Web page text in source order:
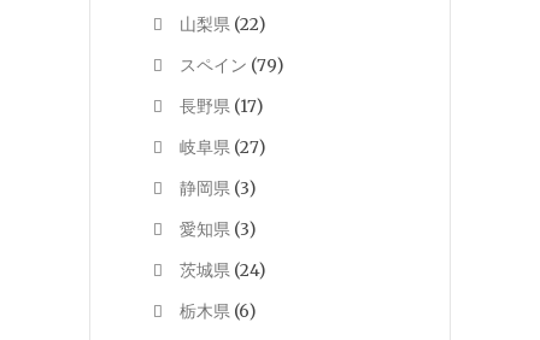
山梨県 (22)
スペイン (79)
長野県 (17)
岐阜県 (27)
静岡県 (3)
愛知県 (3)
茨城県 (24)
栃木県 (6)